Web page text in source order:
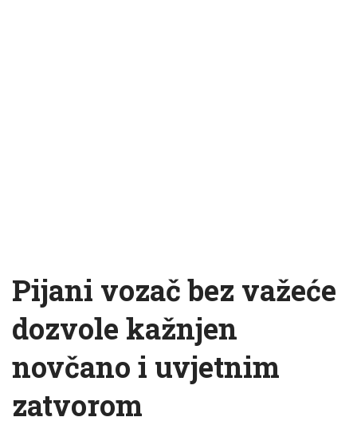
Pijani vozač bez važeće
dozvole kažnjen
novčano i uvjetnim
zatvorom